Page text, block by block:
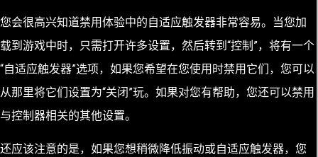
您会很高兴知道禁用体验中的自适应触发器非常容易。当您加
载到游戏中时，只需打开许多设置，然后转到“控制”，将有一个
“自适应触发器”选项，如果您希望在您使用时禁用它们，您可以
从那里将它们设置为“关闭”玩。如果对您有帮助，您还可以禁用
与控制器相关的其他设置。
还应该注意的是，如果您想稍微降低振动或自适应触发器，您